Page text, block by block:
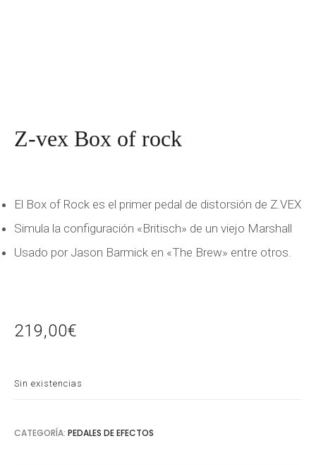
Z-vex Box of rock
El Box of Rock es el primer pedal de distorsión de Z.VEX
Simula la configuración «Britisch» de un viejo Marshall
Usado por Jason Barmick en «The Brew» entre otros.
219,00€
Sin existencias
CATEGORÍA: PEDALES DE EFECTOS